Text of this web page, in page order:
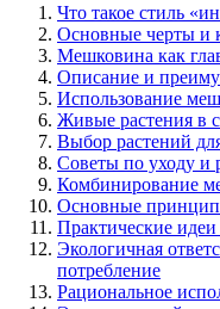
Что такое стиль
Основные черты и
Мешковина как
Описание и
Использование
Живые растения в
Выбор растений
Советы по уходу и
Комбинирование
Основные
Практические идеи
Экологичная
потребление
Рациональное